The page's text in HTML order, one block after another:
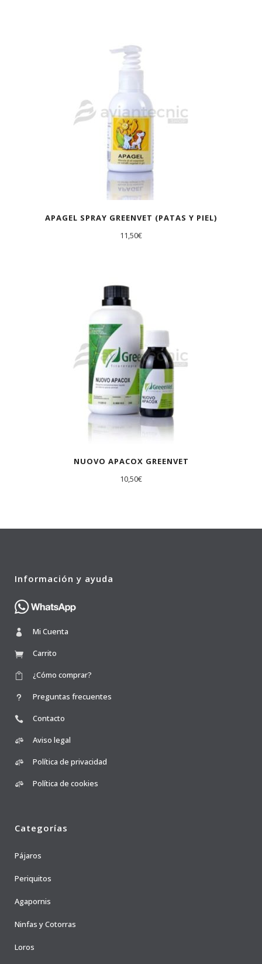
APAGEL SPRAY GREENVET (PATAS Y PIEL)
11,50€
NUOVO APACOX GREENVET
10,50€
Información y ayuda
Mi Cuenta
Carrito
¿Cómo comprar?
Preguntas frecuentes
Contacto
Aviso legal
Política de privacidad
Política de cookies
Categorías
Pájaros
Periquitos
Agapornis
Ninfas y Cotorras
Loros